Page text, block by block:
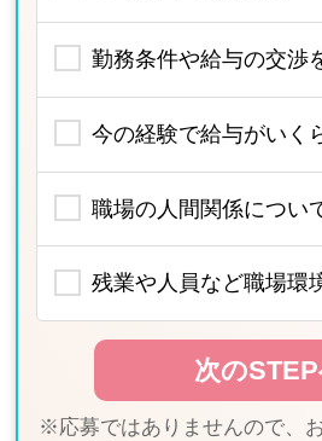
勤務条件や給与の交渉
今の経験で給与がいく
職場の人間関係につい
残業や人員など職場環
※応募ではありませんので、